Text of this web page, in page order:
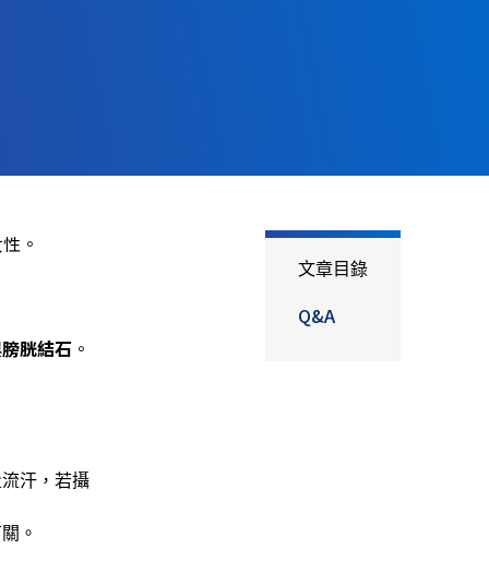
文章目錄
Q&A
。
膀胱結石 。
汗，若攝
。